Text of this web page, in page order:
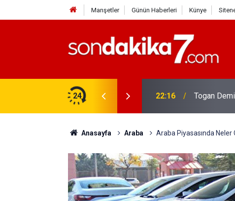
Manşetler Günün Haberleri Künye
24 22:16 Togan
Anasayfa Araba Araba Piyasasında Neler